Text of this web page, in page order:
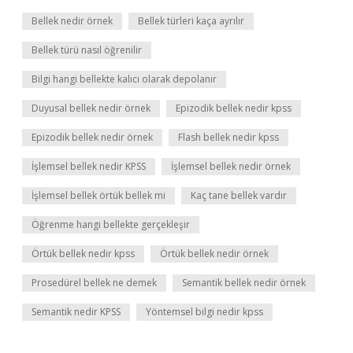
Bellek nedir örnek Bellek türleri kaça ayrılır
Bellek türü nasıl öğrenilir
Bilgi hangi bellekte kalıcı olarak depolanır
Duyusal bellek nedir örnek Epizodik bellek nedir kpss
Epizodik bellek nedir örnek Flash bellek nedir kpss
İşlemsel bellek nedir KPSS İşlemsel bellek nedir örnek
İşlemsel bellek örtük bellek mi Kaç tane bellek vardır
Öğrenme hangi bellekte gerçekleşir
Örtük bellek nedir kpss Örtük bellek nedir örnek
Prosedürel bellek ne demek Semantik bellek nedir örnek
Semantik nedir KPSS Yöntemsel bilgi nedir kpss